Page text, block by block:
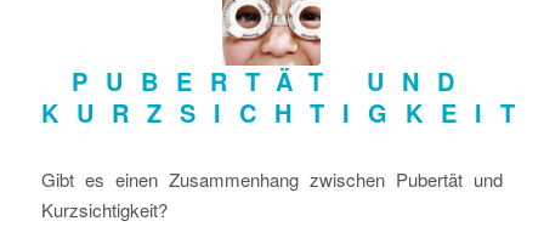
PUBERTÄT UND
KURZSICHTIGKEIT
Gibt es einen Zusammenhang zwischen Pubertät und
Kurzsichtigkeit?